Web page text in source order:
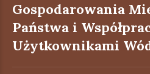
Gospodarowania
Państwa i
Użytkownikami